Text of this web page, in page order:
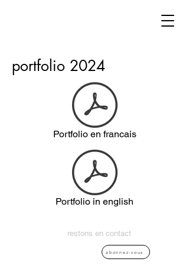
portfolio 2024
Portfolio en francais
Portfolio in english
restons en contact
abonnez-vous